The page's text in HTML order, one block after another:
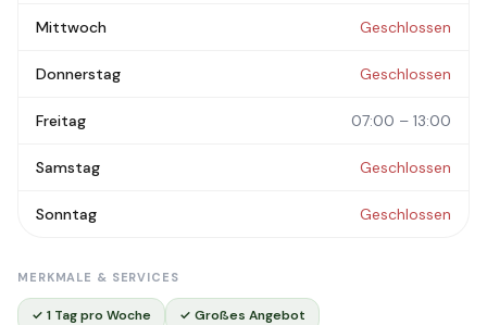
Mittwoch Geschlossen
Donnerstag Geschlossen
Freitag 07:00 – 13:00
Samstag Geschlossen
Sonntag Geschlossen
MERKMALE & SERVICES
✓ 1 Tag pro Woche ✓ Großes Angebot